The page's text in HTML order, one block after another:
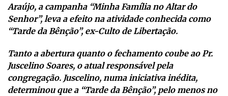
Araújo, a campanha “Minha Família no Altar do
Senhor”, leva a efeito na atividade conhecida como
“Tarde da Bênção”, ex-Culto de Libertação.
Tanto a abertura quanto o fechamento coube ao Pr.
Juscelino Soares, o atual responsável pela
congregação. Juscelino, numa iniciativa inédita,
determinou que a “Tarde da Bênção”, pelo menos no